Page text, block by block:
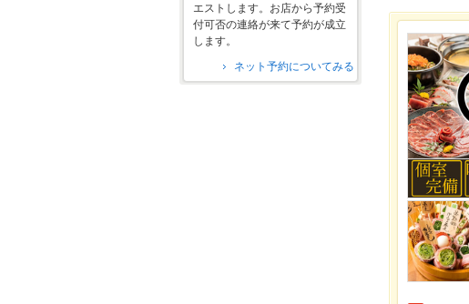
エストします。お店から予約受
付可否の連絡が来て予約が成立
します。
ネット予約についてみる